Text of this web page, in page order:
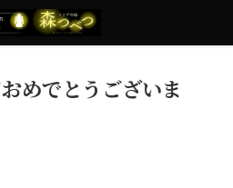
めでとうございま